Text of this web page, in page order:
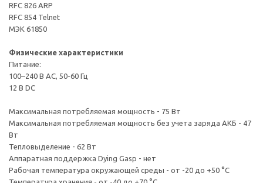
RFC 826 ARP
RFC 854 Telnet
МЭК 61850
Физические характеристики
Питание:
100–240 В AC, 50-60 Гц
12 В DC
Максимальная потребляемая мощность - 75 Вт
Максимальная потребляемая мощность без учета заряда АКБ - 47
Вт
Тепловыделение - 62 Вт
Аппаратная поддержка Dying Gasp - нет
Рабочая температура окружающей среды - от -20 до +50 °С